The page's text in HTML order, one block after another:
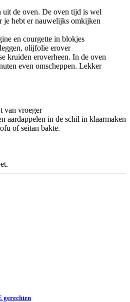
uit de oven. De oven tijd is wel
je hebt er nauwelijks omkijken
en courgette in blokjes
olijfolie erover
kruiden eroverheen. In de oven
even omscheppen. Lekker
van vroeger
aardappelen in de schil in klaarmaken
of seitan bakte.
gerechten